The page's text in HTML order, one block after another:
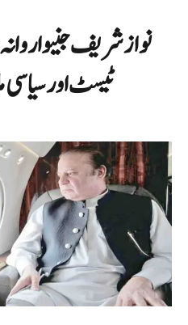
نواز شریف جنیوا
ٹیسٹ اور سیاسی